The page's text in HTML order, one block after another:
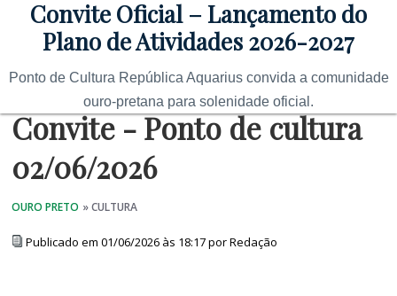
Convite - Ponto de cultura
02/06/2026
Publicado em 01/06/2026 às 18:17 por Redação
Convite Oficial – Lançamento do
Plano de Atividades 2026-2027
Ponto de Cultura República Aquarius convida a comunidade
ouro-pretana para solenidade oficial.